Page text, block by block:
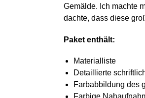
Gemälde. Ich machte
dachte, dass diese
Paket enthält:
Materialliste
Detaillierte
Farbabbildung des
Farbige